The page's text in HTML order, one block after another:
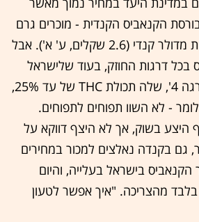
הקנאביס הקנדית - מוכרים גרם
סיטוני במחיר של פחות מדולר קנדי (2.6 שקלים, ע' א'). אבל
דרגות החוזק, בעוד שלישראל
מותר לייבא רק עד 'דרגה 4', שלה תכולת THC של עד 25%,
- לא השוו תפוחים לתפוחים.
היצע בשוק, אך לא היצף דווקא על
גם בקנדה נאלצים למכור במחירים
הקנאביס בישראל בעלייה, והיום
היבוא עומד על 24% בלבד מהצריכה. "איך אפשר לטעון